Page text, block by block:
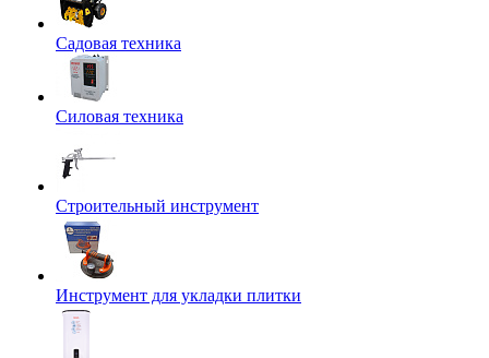
Садовая техника
Силовая техника
Строительный инструмент
Инструмент для укладки плитки